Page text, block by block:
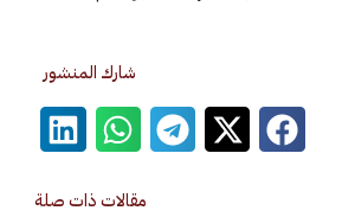
شارك المنشور
مقالات ذات صلة